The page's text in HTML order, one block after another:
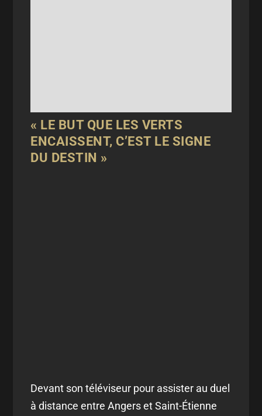
« LE BUT QUE LES VERTS
ENCAISSENT, C’EST LE SIGNE
DU DESTIN »
Devant son téléviseur pour assister au duel
à distance entre Angers et Saint-Étienne